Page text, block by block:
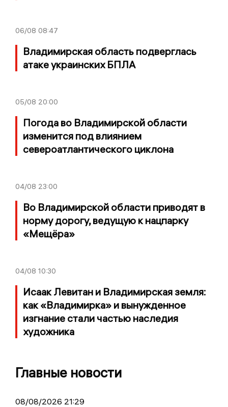
06/08 08:47
Владимирская область подверглась
атаке украинских БПЛА
05/08 20:00
Погода во Владимирской области
изменится под влиянием
североатлантического циклона
04/08 23:00
Во Владимирской области приводят в
норму дорогу, ведущую к нацпарку
«Мещёра»
04/08 10:30
Исаак Левитан и Владимирская земля:
как «Владимирка» и вынужденное
изгнание стали частью наследия
художника
Главные новости
08/08/2026 21:29